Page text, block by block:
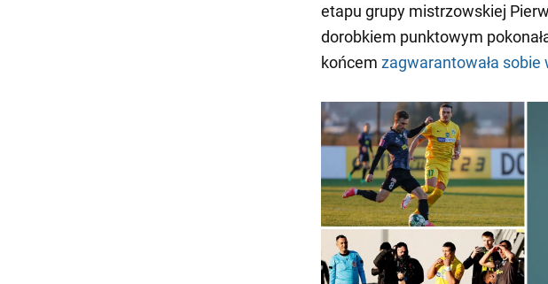
etapu grupy mistrzowskiej
dorobkiem punktowym
końcem zagwarantowała sobie